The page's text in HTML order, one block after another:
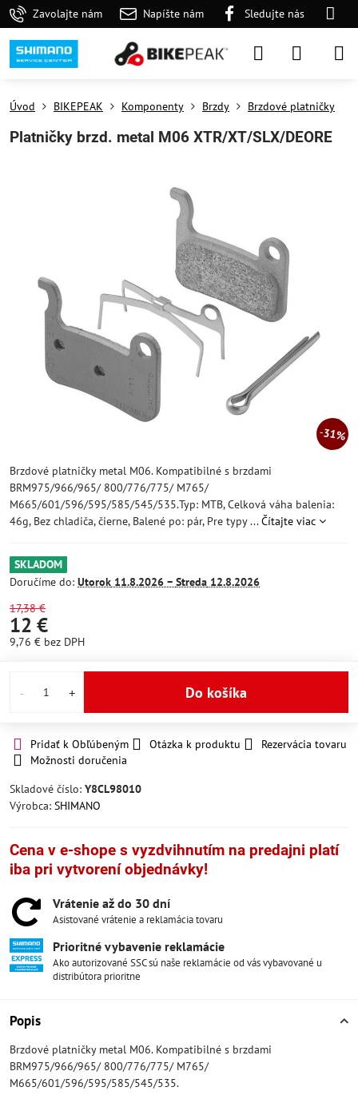
Zavolajte nám Napíšte nám Sledujte nás
31%
Úvod BIKEPEAK Komponenty Brzdy Brzdové platničky
Platničky brzd. metal M06 XTR/XT/SLX/DEORE
Brzdové platničky metal M06. Kompatibilné s brzdami
BRM975/966/965/ 800/776/775/ M765/
M665/601/596/595/585/545/535.Typ: MTB, Celková váha balenia:
46g, Bez chladiča, čierne, Balené po: pár, Pre typy ...Čítajte viac
SKLADOM
Doručíme do: Utorok 11.8.2026 − Streda 12.8.2026
17,38 €
12 €
9,76 € bez DPH
Do košíka
Pridať k Obľúbeným Otázka k produktu
Rezervácia tovaru
Možnosti doručenia
Skladové číslo: Y8CL98010
Výrobca: SHIMANO
Cena v e-shope s vyzdvihnutím na predajni platí
iba pri vytvorení objednávky!
Vrátenie až do 30 dní
Asistované vrátenie a reklamácia tovaru
Prioritné vybavenie reklamácie
Ako autorizované SSC sú naše reklamácie od vás vybavované u
distribútora prioritne
Popis
Brzdové platničky metal M06. Kompatibilné s brzdami
BRM975/966/965/ 800/776/775/ M765/
M665/601/596/595/585/545/535.